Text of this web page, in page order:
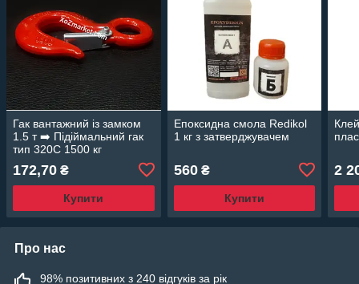
Гак вантажний із замком
1.5 т ➡️ Підіймальний гак
тип 320С 1500 кг
172,70 ₴
Купити
Епоксидна смола Redikol
1 кг з затверджувачем
560₴
Купити
2
Про нас
98% позитивних з 240 відгуків за рік